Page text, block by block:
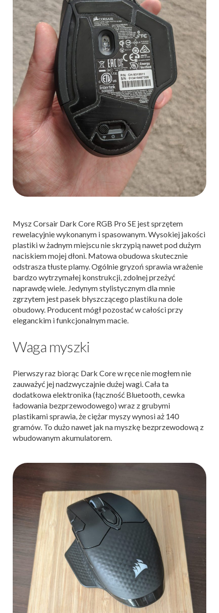
Mysz Corsair Dark Core RGB Pro SE jest sprzętem
rewelacyjnie wykonanym i spasowanym. Wysokiej jakości
plastiki w żadnym miejscu nie skrzypią nawet pod dużym
naciskiem mojej dłoni. Matowa obudowa skutecznie
odstrasza tłuste plamy. Ogólnie gryzoń sprawia wrażenie
bardzo wytrzymałej konstrukcji, zdolnej przeżyć
naprawdę wiele. Jedynym stylistycznym dla mnie
zgrzytem jest pasek błyszczącego plastiku na dole
obudowy. Producent mógł pozostać w całości przy
eleganckim i funkcjonalnym macie.
Waga myszki
Pierwszy raz biorąc Dark Core w ręce nie mogłem nie
zauważyć jej nadzwyczajnie dużej wagi. Cała ta
dodatkowa elektronika (łączność Bluetooth, cewka
ładowania bezprzewodowego) wraz z grubymi
plastikami sprawia, że ciężar myszy wynosi aż 140
gramów. To dużo nawet jak na myszkę bezprzewodową z
wbudowanym akumulatorem.